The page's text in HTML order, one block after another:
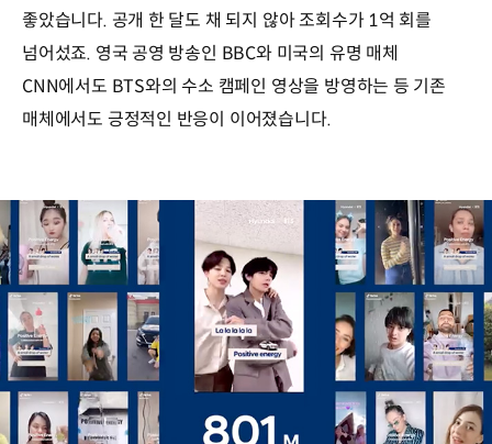
좋았습니다. 공개 한 달도 채 되지 않아 조회수가 1억 회를
넘어섰죠. 영국 공영 방송인 BBC와 미국의 유명 매체
CNN에서도 BTS와의 수소 캠페인 영상을 방영하는 등 기존
매체에서도 긍정적인 반응이 이어졌습니다.